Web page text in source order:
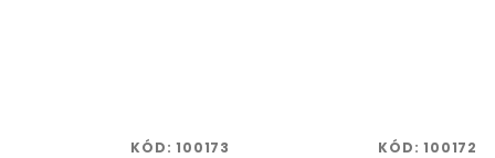
KÓD:100173 KÓD:100172